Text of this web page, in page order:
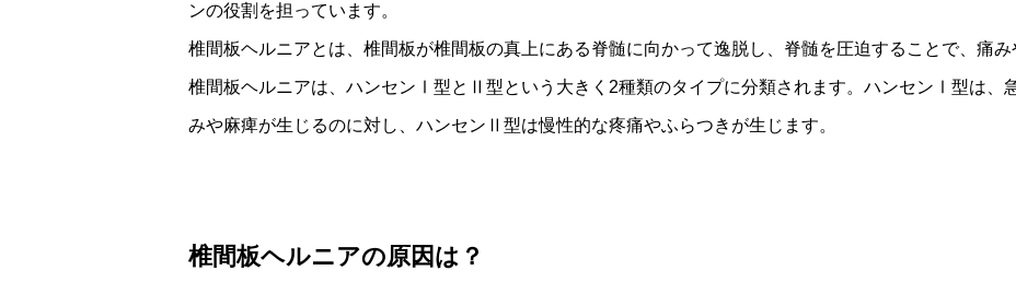
ンの役割を担っています。
椎間板ヘルニアとは、椎間板が椎間板の真上にある脊髄に向かって逸脱し、脊髄を圧迫することで、痛み
椎間板ヘルニアは、ハンセンⅠ型とⅡ型という大きく2種類のタイプに分類されます。ハンセンⅠ型は、
みや麻痺が生じるのに対し、ハンセンⅡ型は慢性的な疼痛やふらつきが生じます。
椎間板ヘルニアの原因は？